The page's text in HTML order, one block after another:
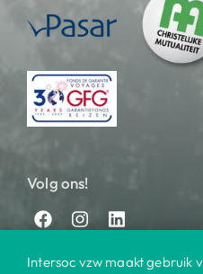
Volg ons!
Intersoc vzw maakt gebruik